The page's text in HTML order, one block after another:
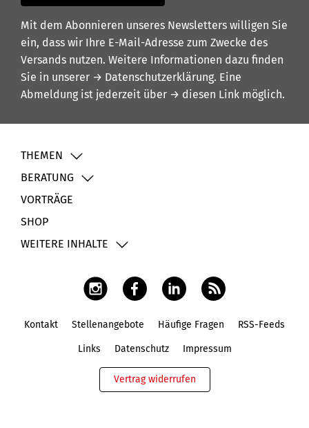
Mit dem Abonnieren unseres Newsletters willigen Sie
ein, dass wir Ihre E-Mail-Adresse zum Zwecke des
Versands nutzen. Weitere Informationen dazu finden
Sie in unserer → Datenschutzerklärung. Eine
Abmeldung ist jederzeit über → diesen Link möglich.
THEMEN
BERATUNG
VORTRÄGE
SHOP
WEITERE INHALTE
Kontakt Stellenangebote Häufige Fragen RSS-Feeds
Links Datenschutz Impressum
Vertrag widerrufen